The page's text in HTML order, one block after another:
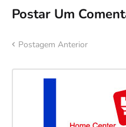
Postar Um
Postagem Anterior